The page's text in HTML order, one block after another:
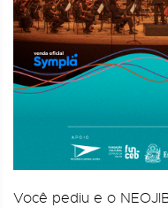
Você pediu e o